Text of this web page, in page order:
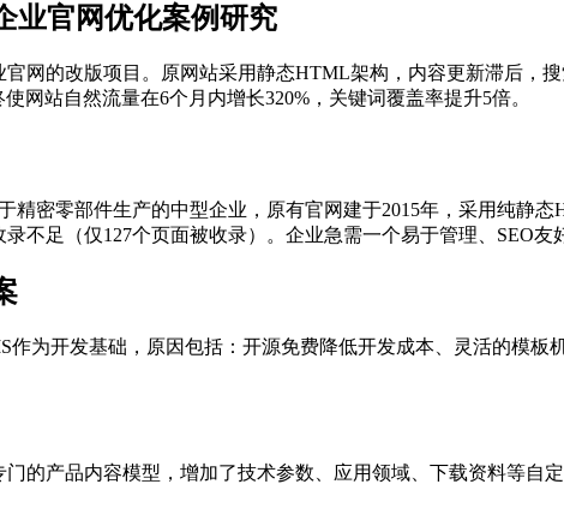
业官网优化案例研究
网的改版项目。原网站采用静态HTML架构，内容更新滞后，
网站自然流量在6个月内增长320%，关键词覆盖率提升5倍。
精密零部件生产的中型企业，原有官网建于2015年，采用纯静
不足（仅127个页面被收录）。企业急需一个易于管理、SEO友
作为开发基础，原因包括：开源免费降低开发成本、灵活的模
的产品内容模型，增加了技术参数、应用领域、下载资料等自